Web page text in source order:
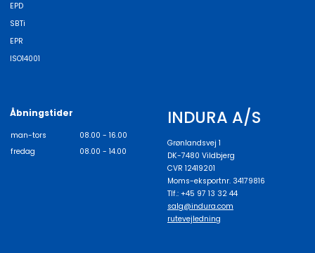
EPD
SBTi
EPR
ISO14001
Åbningstider
man-tors
08.00 - 16.00
fredag
08.00 - 14.00
INDURA A/S
Grønlandsvej 1
DK-7480 Vildbjerg
CVR 12419201
Moms-eksportnr. 34179816
Tlf.: +45 97 13 32 44
salg@indura.com
rutevejledning